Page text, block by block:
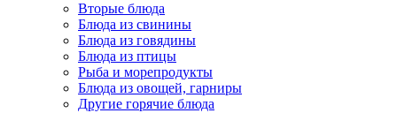
Вторые блюда
Блюда из свинины
Блюда из говядины
Блюда из птицы
Рыба и морепродукты
Блюда из овощей, гарниры
Другие горячие блюда